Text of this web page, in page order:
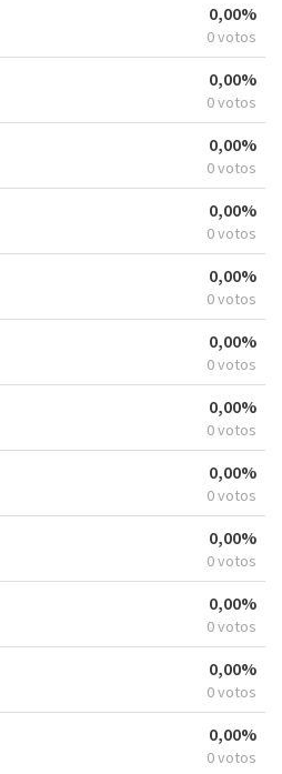
0,00%
0 votos
0,00%
0 votos
0,00%
0 votos
0,00%
0 votos
0,00%
0 votos
0,00%
0 votos
0,00%
0 votos
0,00%
0 votos
0,00%
0 votos
0,00%
0 votos
0,00%
0 votos
0,00%
0 votos